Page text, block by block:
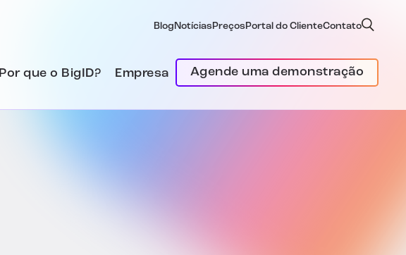
Blog Notícias Preços Portal do ClienteContato
Por que o BigID? Empresa Agende uma demonstração